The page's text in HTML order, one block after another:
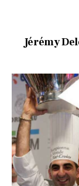
Jérémy